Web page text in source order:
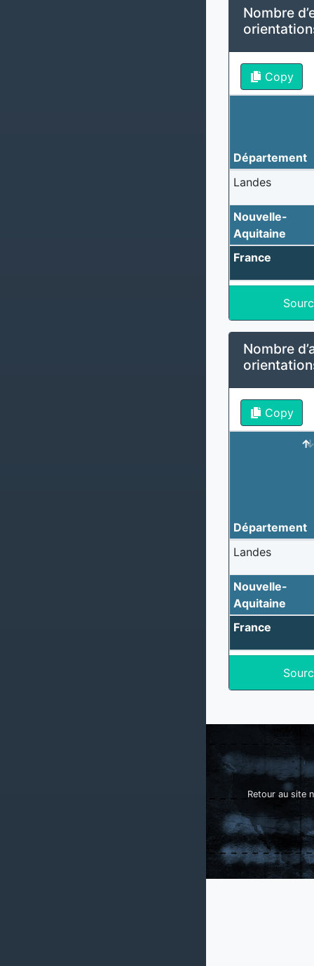
Nombre
Copy
Département
Landes
Nouvelle-
Aquitaine
France
Nombre
Copy
Département
Landes
Nouvelle-
Aquitaine
France
Retour au site